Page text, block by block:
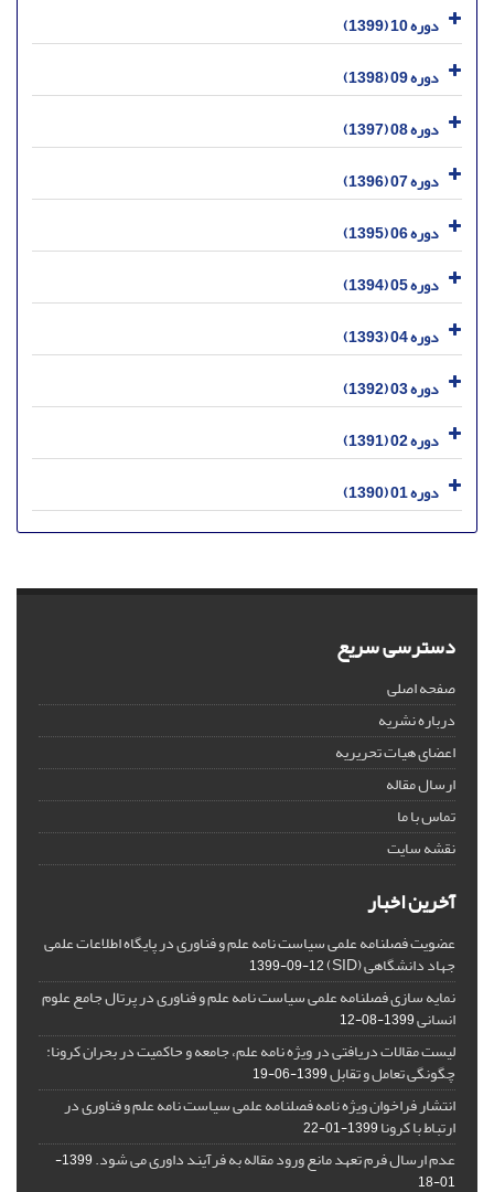
دوره 10 (1399)
دوره 09 (1398)
دوره 08 (1397)
دوره 07 (1396)
دوره 06 (1395)
دوره 05 (1394)
دوره 04 (1393)
دوره 03 (1392)
دوره 02 (1391)
دوره 01 (1390)
دسترسی سریع
صفحه اصلی
درباره نشریه
اعضای هیات تحریریه
ارسال مقاله
تماس با ما
نقشه سایت
آخرین اخبار
عضویت فصلنامه علمی سیاست نامه علم و فناوری در پایگاه اطلاعات علمی
جهاد دانشگاهی (SID) 1399-09-12
نمایه سازی فصلنامه علمی سیاست نامه علم و فناوری در پرتال جامع علوم
انسانی1399-08-12
لیست مقالات دریافتی در ویژه نامه علم، جامعه و حاکمیت در بحران کرونا:
چگونگی تعامل و تقابل1399-06-19
انتشار فراخوان ویژه‏ نامه فصلنامه علمی سیاست نامه علم و فناوری در
ارتباط با کرونا1399-01-22
عدم ارسال فرم تعهد مانع ورود مقاله به فرآیند داوری می شود.
1399-
01-18